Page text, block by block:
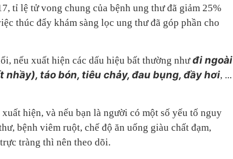
tỉ lệ tử vong chung của bệnh ung thư đã giảm 25%
thúc đẩy khám sàng lọc ung thư đã góp phần cho
nếu xuất hiện các dấu hiệu bất thường nhưđi ngoài
táo bón, tiêu chảy, đau bụng, đầy hơi, ...
hiện, và nếu bạn là người có một số yếu tố nguy
bệnh viêm ruột, chế độ ăn uống giàu chất đạm,
tràng thì nên theo dõi.